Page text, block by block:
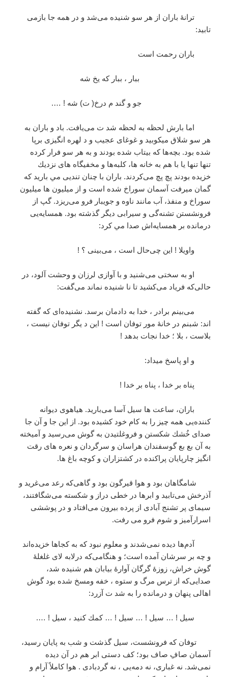
ترانۀ باران از هر سو شنيده می‌شد و در همه جا بازمی
تابيد:
باران رحمت است
ببار ، ببار كه يخ شه
جو و گند م درخ( ت) شه ! ….
اما بارش لحظه به لحظه شد ت می‌يافت. باد و باران به
هر سو شلاق ميكوبيد و غوغای عجيب و د لهره انگيزی‌ برپا
شده بود. بچه‌ها كه بيتاب شده بودند و به هر سو فرار كرده
تنها تنها يا با هم به خانه ها، كلبه‌ها و مخفيگاه های نزديك
خزيده بودند پچ پچ می‌كردند. باران با چنان تنديی مي باريد كه
گمان ميرفت آسمان سوراخ شده است و از ميليون ها ميليون
سوراخ و منفذ، آب مانند ناوه و جويبار فرو می‌ريزد. گپ از
فرونشستن تشنه‌گی و سيرابی ديگر گذشته بود. همسايه‌يی
درمانده بر همسايه‌اش صدا مي كرد:
واويلا ! اين چی‌حال است ، می‌بينی ؟ !
او به سختی می‌شنيد و با آوازی لرزان و وحشت آلود، در
حالی‌كه فرياد می‌كشيد تا نا شنيده نماند می‌گفت:
می‌بينم برادر ، خدا به دادمان برسد. نشنيده‌ای كه گفته
اند: شبنم در خانۀ مور توفان است ! اين د يگر توفان نيست ،
بلاست ، بلا ؛ خدا نجات بدهد !
و او پاسخ ميداد:
پناه بر خدا ، پناه بر خدا !
باران، ساعت ها سيل آسا می‌باريد. هياهوی ديوانه
كننده‌یی همه چيز را به كام خود كشيده بود. از اين جا و آن جا
صدای خُشك شكستن و فروغلتيدن به گوش می‌رسيد و آميخته
به آن بع بع گوسفندان هراسان و سرگردان و نعره های رقت
انگيز چارپايان پراكنده در كشتزاران و كوچه باغ ها.
شامگاهان بود و هوا قيرگون بود و گاهی‌كه رعد می‌غريد و
آذرخش می‌تابيد و ابرها در خطی‌ دراز و شكسته می‌شگافتند،
سيمای پر تشنج آبادی از پرده بيرون می‌افتاد و در پوششی‌
اسرارآميز و شوم فرو می‌ رفت.
آدم‌ها ديده نمی‌شدند و معلوم نبود كه به كجاها خزيده‌اند
و چه بر سرشان آمده است؛ و هنگامی‌كه درلابه لای غلغلۀ
گوش خراش، زوزۀ گرگان آوارۀ بيابان هم شنيده شد،
صدايی‌كه از ترس مرگ و ستوه ، خفه ومسخ شده بود گوش
اهالی پنهان و درمانده را به شد ت آزرد:
سيل ! … سيل ! … سيل ! … كمك كنيد ، سيل ! ….
توفان كه فرونشست، سيل گذشت و شب به پايان رسيد،
آسمان صافِ صاف بود؛ كف دستی ابر هم در آن ديده
نمی‌شد. نه غباری‌، نه دمه‌یی ، نه گردبادی . هوا كاملاً آرام و